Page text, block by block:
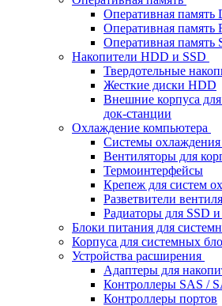
Оперативная память
Оперативная память
Оперативная память
Накопители HDD и SSD
Твердотельные
Жесткие диски HDD
Внешние корпуса
док-станции
Охлаждение компьютера
Системы охлаждения
Вентиляторы для
Термоинтерфейсы
Крепеж для систем
Разветвители
Радиаторы для SSD
Блоки питания для
Корпуса для системных
Устройства расширения
Адаптеры для
Контроллеры SAS /
Контроллеры портов